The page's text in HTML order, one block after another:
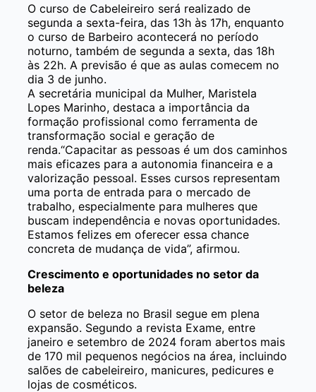
O curso de Cabeleireiro será realizado de
segunda a sexta-feira, das 13h às 17h, enquanto
o curso de Barbeiro acontecerá no período
noturno, também de segunda a sexta, das 18h
às 22h. A previsão é que as aulas comecem no
dia 3 de junho.
A secretária municipal da Mulher, Maristela
Lopes Marinho, destaca a importância da
formação profissional como ferramenta de
transformação social e geração de
renda.“Capacitar as pessoas é um dos caminhos
mais eficazes para a autonomia financeira e a
valorização pessoal. Esses cursos representam
uma porta de entrada para o mercado de
trabalho, especialmente para mulheres que
buscam independência e novas oportunidades.
Estamos felizes em oferecer essa chance
concreta de mudança de vida”, afirmou.
Crescimento e oportunidades no setor da
beleza
O setor de beleza no Brasil segue em plena
expansão. Segundo a revista Exame, entre
janeiro e setembro de 2024 foram abertos mais
de 170 mil pequenos negócios na área, incluindo
salões de cabeleireiro, manicures, pedicures e
lojas de cosméticos.